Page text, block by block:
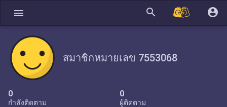
menu search account_circle
สมาชิกหมายเลข 7553068
0
กำลังติดตาม
0
ผู้ติดตาม